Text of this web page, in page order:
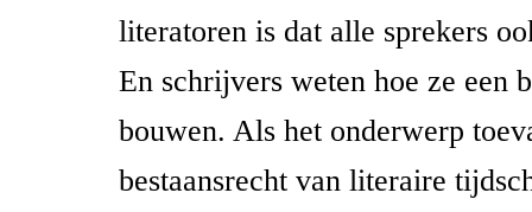
literatoren is dat alle sprekers
En schrijvers weten hoe ze een
bouwen. Als het onderwerp
bestaansrecht van literaire